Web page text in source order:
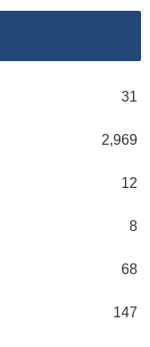
31
2,969
12
8
68
147